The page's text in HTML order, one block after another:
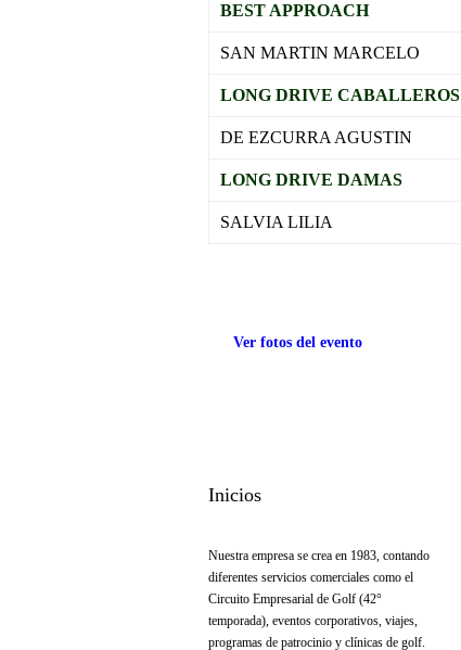
BEST APPROACH
SAN MARTIN MARCELO
LONG DRIVE CABALLEROS
DE EZCURRA AGUSTIN
LONG DRIVE DAMAS
SALVIA LILIA
Ver fotos del evento
Inicios
Nuestra empresa se crea en 1983, contando
diferentes servicios comerciales como el
Circuito Empresarial de Golf (42°
temporada), eventos corporativos, viajes,
programas de patrocinio y clínicas de golf.